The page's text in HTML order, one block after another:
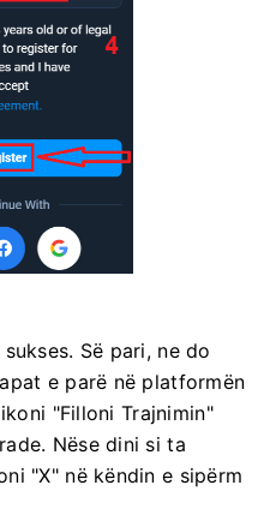
Së pari, ne do
e parë në platformën
"Filloni Trajnimin"
Nëse dini si ta
"X" në këndin e sipërm